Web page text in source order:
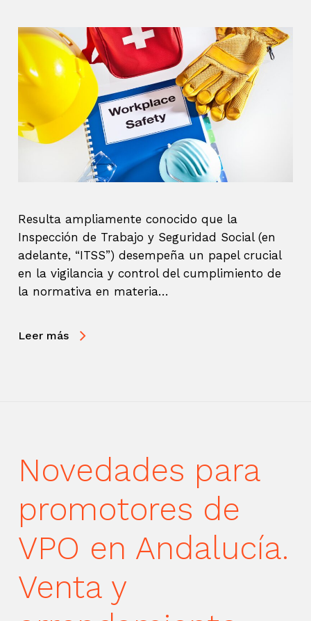
Resulta ampliamente conocido que la
Inspección de Trabajo y Seguridad Social (en
adelante, “ITSS”) desempeña un papel crucial
en la vigilancia y control del cumplimiento de
la normativa en materia…
Leer más
Novedades para
promotores de
VPO en Andalucía.
Venta y